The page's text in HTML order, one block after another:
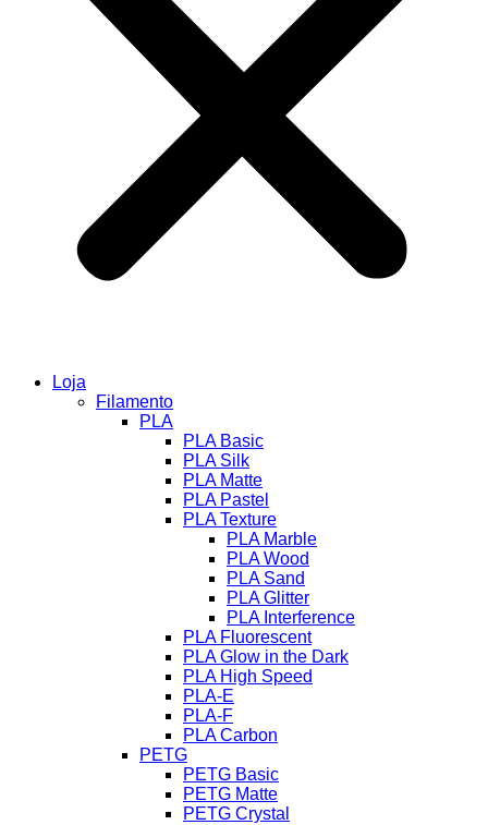
Loja
Filamento
PLA
PLA Basic
PLA Silk
PLA Matte
PLA Pastel
PLA Texture
PLA Marble
PLA Wood
PLA Sand
PLA Glitter
PLA Interference
PLA Fluorescent
PLA Glow in the Dark
PLA High Speed
PLA-E
PLA-F
PLA Carbon
PETG
PETG Basic
PETG Matte
PETG Crystal